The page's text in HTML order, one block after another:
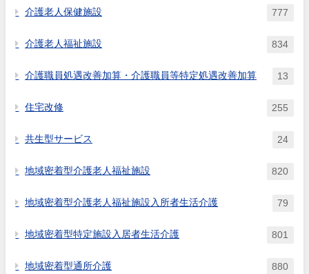
介護老人保健施設 777
介護老人福祉施設 834
介護職員処遇改善加算・介護職員等特定処遇改善加算 13
住宅改修 255
共生型サービス 24
地域密着型介護老人福祉施設 820
地域密着型介護老人福祉施設入所者生活介護 79
地域密着型特定施設入居者生活介護 801
地域密着型通所介護 880